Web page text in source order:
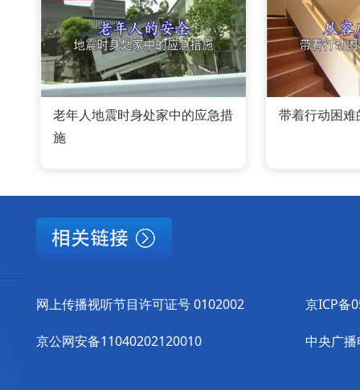
老年人地震时身处家中的应急措
施
带着行动困
网上传播视听节目许可证号 0102002
京公网安备11040202120010
京ICP备
中央广